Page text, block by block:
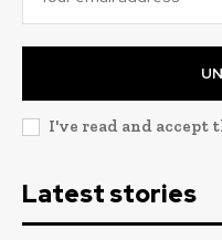
I've read and accept
Latest stories